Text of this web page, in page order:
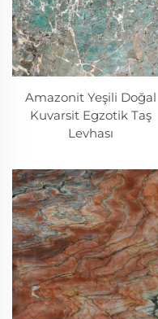
Amazonit Yeşili Doğal
Kuvarsit Egzotik Taş
Levhası